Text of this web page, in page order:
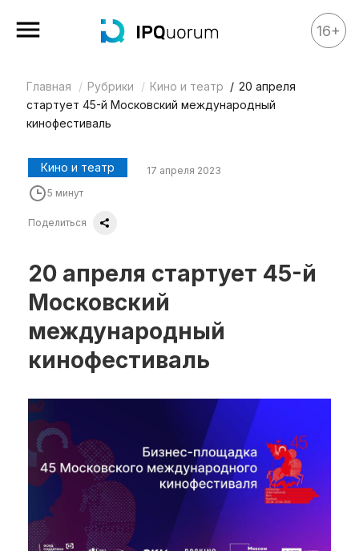
Все материалы
Аналитика
Legal review
События
IP Stories
Квиз
Календарь
Рубрики
Интеллектуальная собственность
и креативные индустрии
Кино и театр
Искусство
Дизайн и мода
16+
Главная Рубрики Кино и театр
20 апреля
стартует 45-й Московский международный
кинофестиваль
Кино и театр
17 апреля 2023
5 минут
Поделиться
20 апреля стартует 45-й
Московский
международный
кинофестиваль